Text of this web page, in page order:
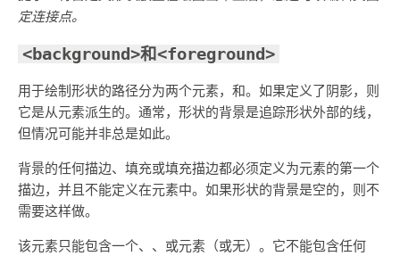
定连接点。
<background>和<foreground>
用于绘制形状的路径分为两个元素， 和。如果定义了阴影，则
它是从元素派生的。通常，形状的背景是追踪形状外部的线，
但情况可能并非总是如此。
背景的任何描边、填充或填充描边都必须定义为元素的第一个
描边，并且不能定义在元素中。如果形状的背景是空的，则不
需要这样做。
该元素只能包含一个、 、 或元素（或无）。它不能包含任何